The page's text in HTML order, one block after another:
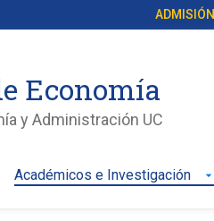
ADMISIÓN
Economía
y Administración UC
Académicos e Investigación arrow_drop_down